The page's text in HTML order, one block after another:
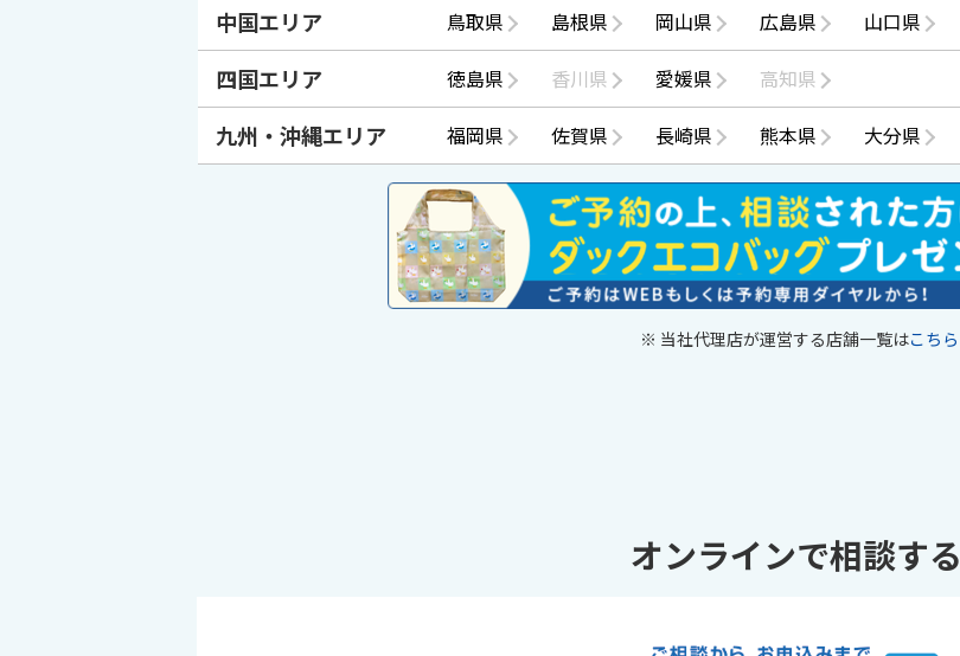
中国エリア 鳥取県 島根県 岡山県 広島県 山口県
四国エリア 徳島県 香川県 愛媛県 高知県
九州・沖縄エリア 福岡県 佐賀県 長崎県 熊本県 大分県
※ 当社代理店が運営する店舗一覧はこちら
オンラインで相談する